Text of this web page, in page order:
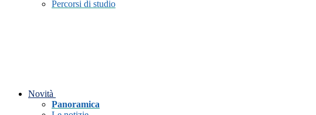
Percorsi di studio
Novità
Panoramica